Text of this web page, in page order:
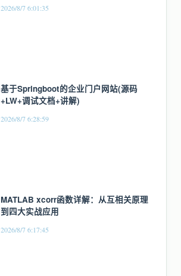
2026/8/7 6:01:35
基于Springboot的企业门户网站(源码
+LW+调试文档+讲解)
2026/8/7 6:28:59
MATLAB xcorr函数详解：从互相关原理
到四大实战应用
2026/8/7 6:17:45